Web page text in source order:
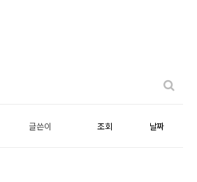
글쓴이 조회 날짜